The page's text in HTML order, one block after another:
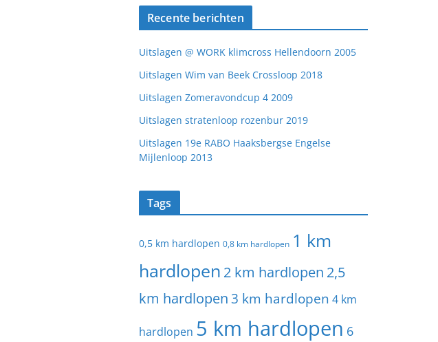
Recente berichten
Uitslagen @ WORK klimcross Hellendoorn 2005
Uitslagen Wim van Beek Crossloop 2018
Uitslagen Zomeravondcup 4 2009
Uitslagen stratenloop rozenbur 2019
Uitslagen 19e RABO Haaksbergse Engelse
Mijlenloop 2013
Tags
0,5 km hardlopen 0,8 km hardlopen 1 km
hardlopen 2 km hardlopen 2,5
km hardlopen 3 km hardlopen 4 km
hardlopen 5 km hardlopen 6